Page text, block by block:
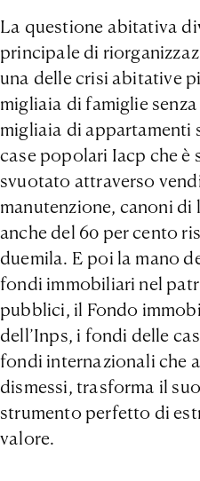
La questione abitativa
principale di
una delle crisi abitative
migliaia di famiglie
migliaia di
case popolari Iacp che è
svuotato attraverso
manutenzione, canoni
anche del 60 per cento
duemila. E poi la mano
fondi immobiliari nel
pubblici, il Fondo
dell’Inps, i fondi delle
fondi internazionali che
dismessi, trasforma il
strumento perfetto di
valore.